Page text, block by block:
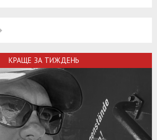
КРАЩЕ ЗА ТИЖДЕНЬ